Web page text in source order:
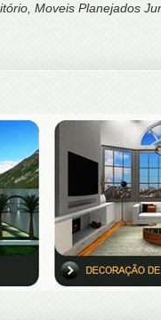
Moveis Planejados